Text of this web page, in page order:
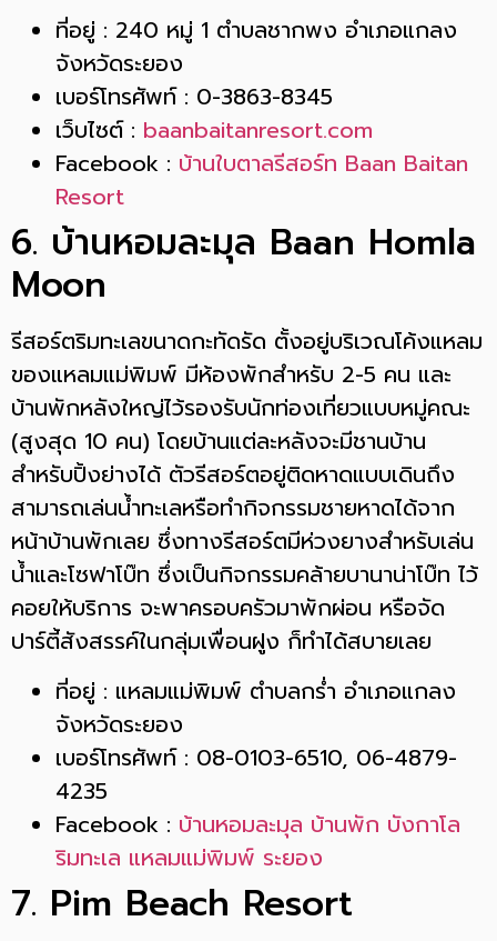
ที่อยู่ : 240 หมู่ 1 ตำบลชากพง อำเภอแกลง
จังหวัดระยอง
เบอร์โทรศัพท์ : 0-3863-8345
เว็บไซต์ : baanbaitanresort.com
Facebook : บ้านใบตาลรีสอร์ท Baan Baitan
Resort
6. บ้านหอมละมุล Baan Homla
Moon
รีสอร์ตริมทะเลขนาดกะทัดรัด ตั้งอยู่บริเวณโค้งแหลม
ของแหลมแม่พิมพ์ มีห้องพักสำหรับ 2-5 คน และ
บ้านพักหลังใหญ่ไว้รองรับนักท่องเที่ยวแบบหมู่คณะ
(สูงสุด 10 คน) โดยบ้านแต่ละหลังจะมีชานบ้าน
สำหรับปิ้งย่างได้ ตัวรีสอร์ตอยู่ติดหาดแบบเดินถึง
สามารถเล่นน้ำทะเลหรือทำกิจกรรมชายหาดได้จาก
หน้าบ้านพักเลย ซึ่งทางรีสอร์ตมีห่วงยางสำหรับเล่น
น้ำและโซฟาโบ๊ท ซึ่งเป็นกิจกรรมคล้ายบานาน่าโบ๊ท ไว้
คอยให้บริการ จะพาครอบครัวมาพักผ่อน หรือจัด
ปาร์ตี้สังสรรค์ในกลุ่มเพื่อนฝูง ก็ทำได้สบายเลย
ที่อยู่ : แหลมแม่พิมพ์ ตำบลกร่ำ อำเภอแกลง
จังหวัดระยอง
เบอร์โทรศัพท์ : 08-0103-6510​, 06-4879-
4235​
Facebook : บ้านหอมละมุล บ้านพัก บังกาโล
ริมทะเล แหลมแม่พิมพ์ ระยอง
7. Pim Beach Resort